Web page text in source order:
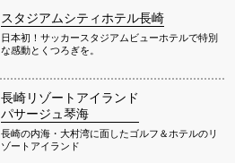
スタジアムシティホテル長崎
日本初！サッカースタジアムビューホテルで特別
な感動とくつろぎを。
長崎リゾートアイランド
パサージュ琴海
長崎の内海・大村湾に面したゴルフ＆ホテルのリ
ゾートアイランド